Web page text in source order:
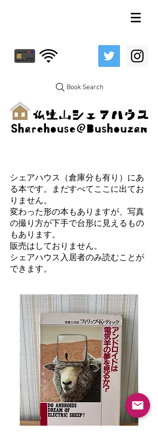
Book Search
シェアハウス（倉庫分も有り）にあ
る本です。まだすべてここに出てお
りません。
変わった形の本もありますが、写真
の撮り方が下手で台形に見えるもの
もあります。
​販売はしておりません。
シェアハウス入居者のみ読むことが
できます。